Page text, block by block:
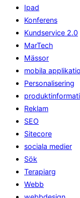
Ipad
Konferens
Kundservice 2.0
MarTech
Mässor
mobila
Personalisering
Reklam
SEO
Sitecore
sociala medier
Sök
Terapiarg
Webb